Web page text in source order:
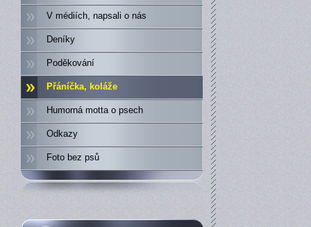
V médiích, napsali o nás
Deníky
Poděkování
Přáníčka, koláže
Humorná motta o psech
Odkazy
Foto bez psů